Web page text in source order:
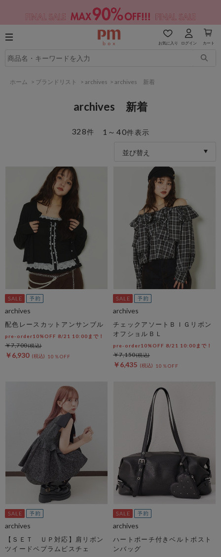
お気に入り ログイン カート
ホーム > ブランドリスト > archives > archives 新着
archives 新着
1～40件表示
328件
並び替え
archives
配色レースカットアンサンブル
pre-order10%OFF 8/21 10:00まで！
￥7,700
￥6,930 10％OFF
archives
チェックアソートＢＩＧリボン
オフショルＢＬ
pre-order10%OFF 8/21 10:00まで！
￥7,150
￥6,435 10％OFF
archives
【ＳＥＴ ＵＰ対応】肩リボン
ツイードペプラムビスチェ
archives
ハートポーチ付きベルトボスト
ンバッグ